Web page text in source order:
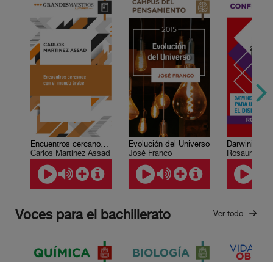
Encuentros cercanos con el mundo árabe
Carlos Martínez Assad
Evolución del Universo
José Franco
Rosaura
Voces para el bachillerato Ver todo